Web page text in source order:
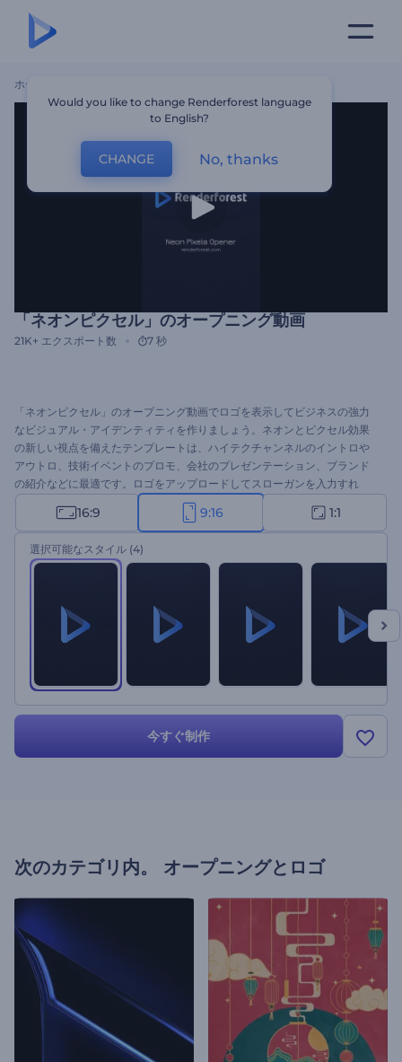
ホーム
「ネオンピクセル」のオープニング動画
21K+ エクスポート数 7 秒
「ネオンピクセル」のオープニング動画でロゴを表示してビジネスの強力
なビジュアル・アイデンティティを作りましょう。ネオンとピクセル効果
の新しい視点を備えたテンプレートは、ハイテクチャンネルのイントロや
アウトロ、技術イベントのプロモ、会社のプレゼンテーション、ブランド
の紹介などに最適です。ロゴをアップロードしてスローガンを入力すれ
ば、わずか数分でハイテクロゴアニメーションを手に入れることができま
す。今すぐ試してみてください。
16:9 9:16 1:1
選択可能なスタイル (4)
今すぐ制作
次のカテゴリ内。 オープニングとロゴ
Would you like to change Renderforest language
to English?
CHANGE No, thanks